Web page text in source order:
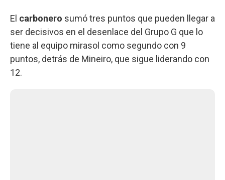
El carbonero sumó tres puntos que pueden llegar a
ser decisivos en el desenlace del Grupo G que lo
tiene al equipo mirasol como segundo con 9
puntos, detrás de Mineiro, que sigue liderando con
12.